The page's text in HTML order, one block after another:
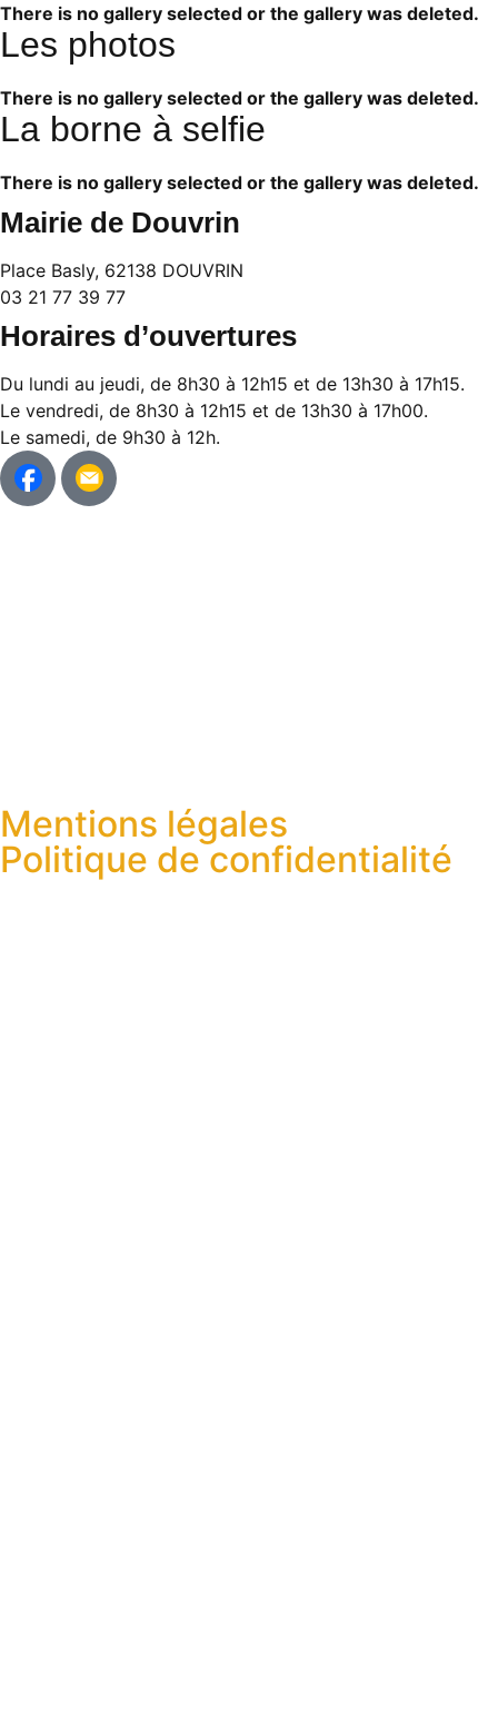
There is no gallery selected or the gallery was deleted.
Les photos
There is no gallery selected or the gallery was deleted.
La borne à selfie
There is no gallery selected or the gallery was deleted.
Mairie de Douvrin
Place Basly, 62138 DOUVRIN
03 21 77 39 77
Horaires d’ouvertures
Du lundi au jeudi, de 8h30 à 12h15 et de 13h30 à 17h15.
Le vendredi, de 8h30 à 12h15 et de 13h30 à 17h00.
Le samedi, de 9h30 à 12h.
Mentions légales
Politique de confidentialité